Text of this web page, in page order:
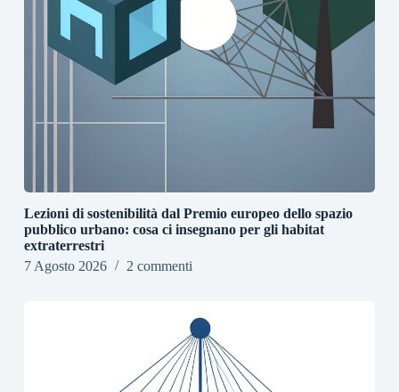
Lezioni di sostenibilità dal Premio europeo dello spazio
pubblico urbano: cosa ci insegnano per gli habitat
extraterrestri
7 Agosto 2026
2 commenti